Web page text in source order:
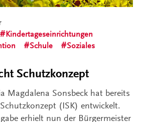
Kindertageseinrichtungen
Schule
Soziales
Schutzkonzept
Magdalena Sonsbeck hat bereits
(ISK) entwickelt.
erhielt nun der Bürgermeister